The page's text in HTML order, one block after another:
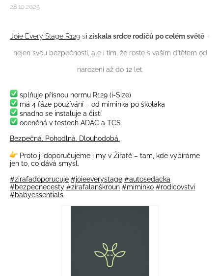
28.10.2025
Joie Every Stage R129si získala srdce rodičů po celém světě–
nejen svou bezpečností, ale i tím, že roste s vaším dítětem od
narození až do 12 let.
splňuje přísnou normu R129 (i-Size)
má 4 fáze používání – od miminka po školáka
snadno se instaluje a čistí
oceněná v testech ADAC a TCS
Bezpečná. Pohodlná. Dlouhodobá.
Proto ji doporučujeme i my v Žirafě – tam, kde vybíráme
jen to, co dává smysl.
#zirafadoporucuje #joieeverystage #autosedacka
#bezpecnecesty #zirafalanškroun #miminko #rodicovstvi
#babyessentials